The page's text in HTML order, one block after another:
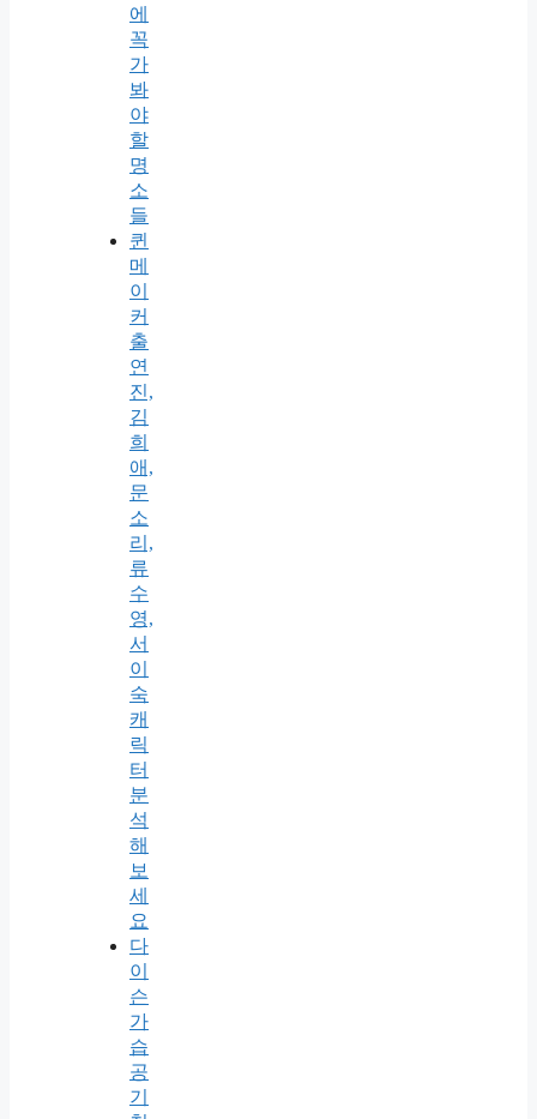
에
꼭
가
봐
야
할
명
소
들
퀸
메
이
커
출
연
진,
김
희
애,
문
소
리,
류
수
영,
서
이
숙
캐
릭
터
분
석
해
보
세
요
다
이
슨
가
습
공
기